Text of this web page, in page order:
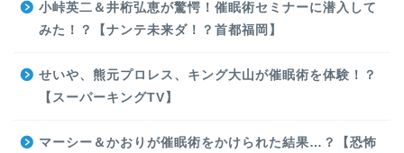
小峠英二＆井桁弘恵が驚愕！催眠術セミナーに潜入して
みた！？【ナンテ未来ダ！？首都福岡】
せいや、熊元プロレス、キング大山が催眠術を体験！？
【スーパーキングTV】
マーシー＆かおりが催眠術をかけられた結果…？【恐怖